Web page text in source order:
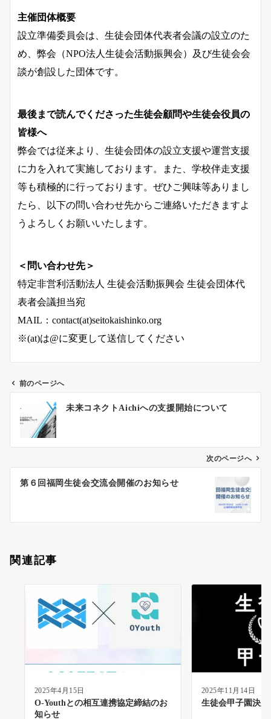
主催団体概要
設立準備委員会は、生徒会団体代表者会議の設立のた
め、弊会（NPO法人生徒会活動振興会）及び生徒会会
談が創設した団体です。
最後まで読んでくださった生徒会顧問や生徒会役員の
皆様へ
弊会では従来より、生徒会団体の設立支援や運営支援
に力を入れて実施しております。また、学校伴走支援
等も積極的に行っております。ぜひご興味等ありまし
たら、以下の問い合わせ先からご連絡いただきますよ
うよろしくお願いいたします。
＜問い合わせ先＞
特定非営利活動法人 生徒会活動振興会 生徒会団体代
表者会議担当宛
MAIL：contact(at)seitokaishinko.org
※(at)は@に変更して送信してください
ン
前のページへ
未来コネクトAichiへの支援開始について
次のページへ
第６回福岡生徒会交流会開催のお知らせ
関連記事
2025年4月15日
O-Youthとの相互連携協定締結のお
知らせ
2025年11月14日
生徒会甲子園決